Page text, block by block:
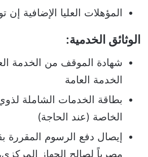
المؤهلات العليا الإضافية إن
الوثائق الخدمية:
شهادة الموقف من الخدمة
الخدمة العامة
بطاقة الخدمات الشاملة
الخاصة (عند الحاجة)
مصرياً لصالح الجهاز